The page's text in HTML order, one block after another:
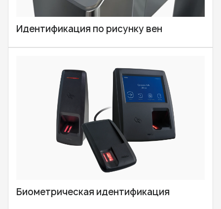
Идентификация по рисунку вен
Биометрическая идентификация